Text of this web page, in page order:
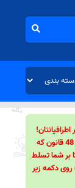
بر اطرافیانتان!
48 راه برای رهبری گروه، جمع و زیر دستانتان! 48 قانون که
بر شما تسلط
روی دکمه زیر